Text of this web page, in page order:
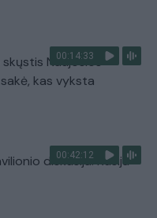
00:14:33
Naujosios
kas vyksta
00:42:12
diskusija: Rusija